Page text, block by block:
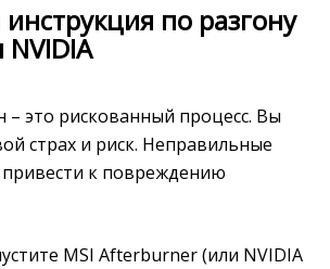
по разгону
– это рискованный процесс. Вы
страх и риск. Неправильные
привести к повреждению
MSI Afterburner (или NVIDIA